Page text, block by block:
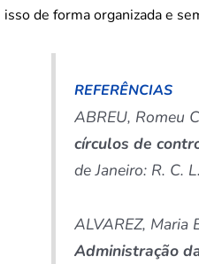
isso de forma organizada e
REFERÊNCIAS
ABREU, Romeu
círculos de
de Janeiro: R. C.
ALVAREZ, Maria
Administração